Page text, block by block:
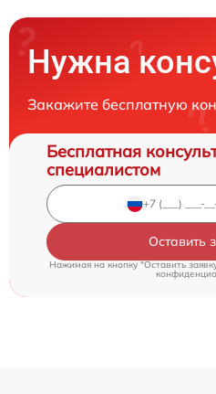
Нужна
Закажите бесплатную
Бесплатная
специалистом
Оставить
Нажимая на кнопку "Оставить